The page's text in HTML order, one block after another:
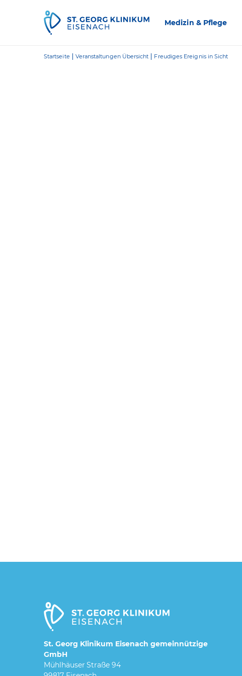
Medizin & Pflege
Startseite Veranstaltungen Übersicht Freudiges Ereignis in Sicht
St. Georg Klinikum Eisenach gemeinnützige
GmbH
Mühlhäuser Straße 94